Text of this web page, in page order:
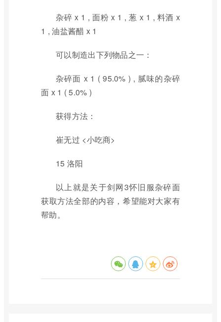
杂碎 x 1 , 面粉 x 1 , 葱 x 1 , 料酒 x
1 , 油盐酱醋 x 1
可以制造出下列物品之一：
杂碎面 x 1 ( 95.0% ) , 腻味的杂碎
面 x 1 ( 5.0% )
获得方法：
崔无过 <小吃商>
15 洛阳
以上就是关于剑网3怀旧服杂碎面
获取方法全部的内容，希望能对大家有
帮助。